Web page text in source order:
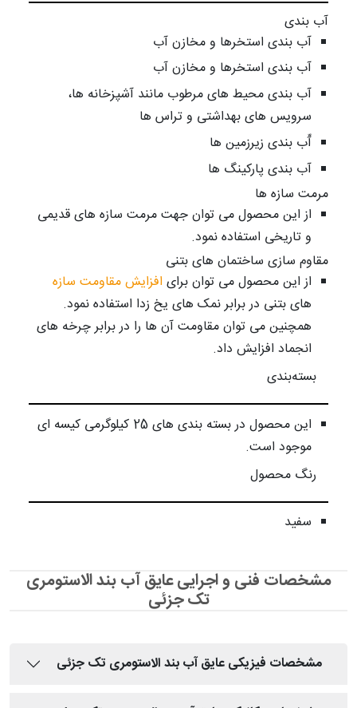
آب بندی
آب بندی استخرها و مخازن آب
آب بندی استخرها و مخازن آب
آب بندی محیط های مرطوب مانند آشپزخانه ها،
سرویس های بهداشتی و تراس ها
آّب بندی زیرزمین ها
آب بندی پارکینگ ها
مرمت سازه ها
از این محصول می توان جهت مرمت سازه های قدیمی
و تاریخی استفاده نمود.
مقاوم سازی ساختمان های بتنی
از این محصول می توان برای افزایش مقاومت سازه
های بتنی در برابر نمک های یخ زدا استفاده نمود.
همچنین می توان مقاومت آن ها را در برابر چرخه های
انجماد افزایش داد.
بسته‌بندی
این محصول در بسته بندی های 25 کیلوگرمی کیسه ای
موجود است.
رنگ محصول
سفید
مشخصات فنی و اجرایی عایق آب بند الاستومری
تک جزئی
مشخصات فیزیکی عایق آب بند الاستومری تک جزئی